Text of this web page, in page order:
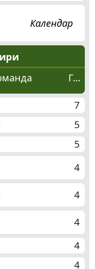
Календар
Голи
7
5
5
4
4
4
4
4